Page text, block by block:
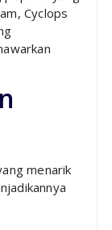
Cyclops
menarik